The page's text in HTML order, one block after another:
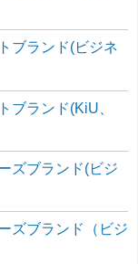
ブランド(ビジネ
ブランド(KiU、
ズブランド(ビジ
ズブランド（ビジ